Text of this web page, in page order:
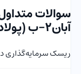
سوالات
آبان2-ب (پولاد)
ریسک سرمایه‌گذاری